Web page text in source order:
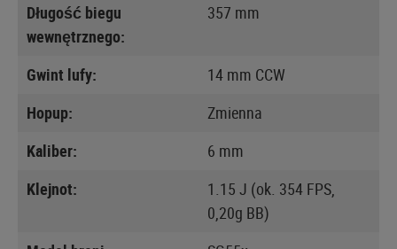
Długość biegu
wewnętrznego:
357 mm
Gwint lufy:
14 mm CCW
Hopup:
Zmienna
Kaliber:
6 mm
Klejnot:
1.15 J (ok. 354 FPS,
0,20g BB)